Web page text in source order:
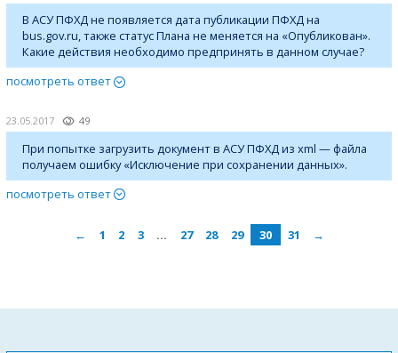
В АСУ ПФХД не появляется дата публикации ПФХД на
bus.gov.ru, также статус Плана не меняется на «Опубликован».
Какие действия необходимо предпринять в данном случае?
посмотреть ответ
23.05.2017 49
При попытке загрузить документ в АСУ ПФХД из xml — файла
получаем ошибку «Исключение при сохранении данных».
посмотреть ответ
← 1 2 3 … 27 28 29 30 31 →